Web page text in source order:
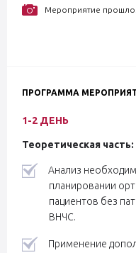
Мероприятие
ПРОГРАММА
1-2 ДЕНЬ
Теоретическая часть:
Анализ
планировании
пациентов без
ВНЧС.
Применение